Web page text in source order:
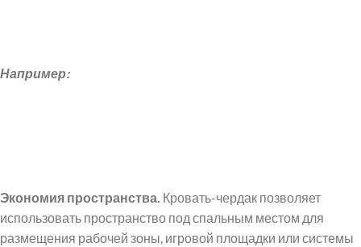
Например:
Экономия пространства. Кровать-чердак позволяет
использовать пространство под спальным местом для
размещения рабочей зоны, игровой площадки или системы